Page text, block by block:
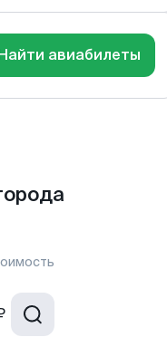
авиабилеты